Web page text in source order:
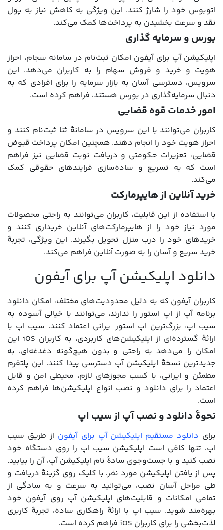
اتوبوس خود را شارژ کنند. این ویژگی به کاهش نیاز به پول
نقد و سرعت بخشیدن به پرداخت‌ها کمک می‌کند.
بورس و سرمایه گذاری
اپلیکیشن آپ برای آیفون امکان ثبت‌نام در سامانه سجام، احراز
هویت و خرید و فروش سهام را به کاربران می‌دهد. این
سرویس، دسترسی آسان به بازار سرمایه را برای افرادی که به
دنبال سرمایه‌گذاری در بورس هستند، فراهم کرده است.
امور خدمات قوه قضایی
کاربران می‌توانند با این سرویس در سامانۀ ثنا ثبت‌نام کنند و
احراز هویت خود را انجام دهند. همچنین امکان پرداخت قبوض
قضایی، تعزیرات حکومتی و دریافت نوبت قضایی نیز فراهم
است که به تسریع و ساده‌سازی فرایندهای حقوقی کمک
می‌کند.
خرید آنلاین از هایپرمارکت
با استفاده از این قابلیت، کاربران می‌توانند به راحتی محصولات
مورد نیاز خود را از هایپرمارکت‌های آنلاین خریداری کنند و
خریدهای خود را درب منزل تحویل بگیرند. این ویژگی، تجربۀ
خرید سریع و آسان را به صورت آنلاین فراهم می‌کند.
دانلود اپلیکیشن آپ برای آیفون
کاربران آیفون که به دلیل محدودیت‌های مختلف، امکان دانلود
برنامه آپ از اپ استور را ندارند، می‌توانند با خیالی آسوده به
سیب اپ، بزرگ‌ترین اپ استور ایرانی اعتماد کنند. سیب اپ با
ارائۀ گسترده‌ای از اپلیکیشن‌های کاربردی، به کاربران iOS این
امکان را می‌دهد به راحتی و بدون هیچ‌گونه دغدغه‌ای، به
جدیدترین نسخۀ اپلیکیشن آپ دسترسی پیدا کنند. این پلتفرم
مطمئن و ایرانی، با کسب مجوزهای لازم، محیطی امن و قابل
اعتماد را برای دانلود و نصب انواع اپلیکیشن‌ها فراهم کرده
است.
نحوۀ دانلود و نصب آپ از سیب اپ
برای دانلود مستقیم اپلیکیشن آپ برای آیفون از طریق سیب
اپ، تنها کافی است اپلیکیشن سیب اپ را روی دستگاه خود
نصب کنید و با جست‌وجوی سادۀ نام اپلیکیشن آپ، آن را بیابید.
پس از یافتن اپلیکیشن مورد نظر، با کلیک روی گزینۀ دریافت و
طی مراحل آسان نصب، می‌توانید به سرعت و به سادگی از
تمامی امکانات و قابلیت‌های اپلیکیشن آپ روی آیفون خود
بهره‌مند شوید. سیب اپ با ارائۀ راهکاری ساده، تجربۀ کاربری
لذت‌بخشی را برای کاربران iOS فراهم کرده است.